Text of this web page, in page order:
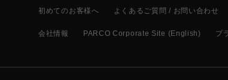
初めてのお客様へ よくあるご質問 / お問い合わせ
会社情報 PARCO Corporate Site (English) プ